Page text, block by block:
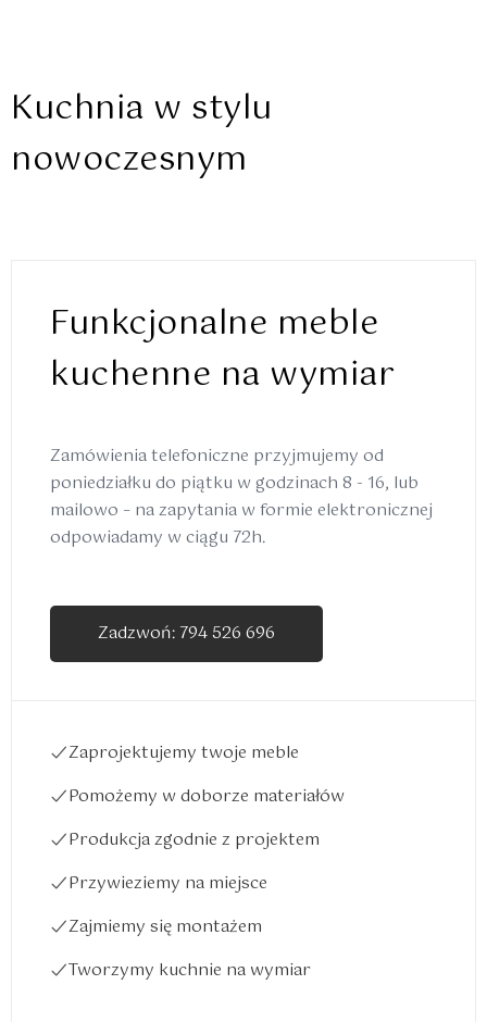
Kuchnia w stylu
nowoczesnym
Funkcjonalne meble
kuchenne na wymiar
Zamówienia telefoniczne przyjmujemy od
poniedziałku do piątku w godzinach 8 - 16, lub
mailowo – na zapytania w formie elektronicznej
odpowiadamy w ciągu 72h.
Zadzwoń: 794 526 696
Zaprojektujemy twoje meble
Pomożemy w doborze materiałów
Produkcja zgodnie z projektem
Przywieziemy na miejsce
Zajmiemy się montażem
Tworzymy kuchnie na wymiar